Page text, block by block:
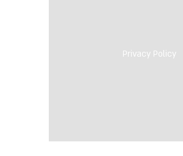
Privacy Policy